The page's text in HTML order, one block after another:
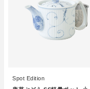
Spot Edition